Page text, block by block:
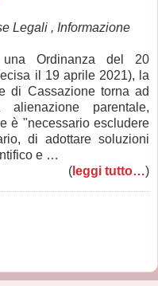
Legali , Informazione
Ordinanza del 20
il 19 aprile 2021), la
di Cassazione torna ad
parentale,
è "necessario escludere
di adottare soluzioni
e …
( leggi tutto…)